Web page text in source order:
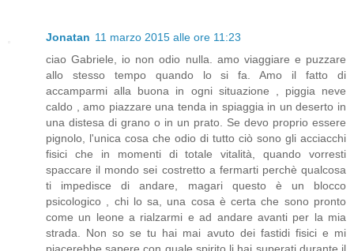
Jonatan 11 marzo 2015 alle ore 11:23
ciao Gabriele, io non odio nulla. amo viaggiare e puzzare
allo stesso tempo quando lo si fa. Amo il fatto di
accamparmi alla buona in ogni situazione , piggia neve
caldo , amo piazzare una tenda in spiaggia in un deserto in
una distesa di grano o in un prato. Se devo proprio essere
pignolo, l'unica cosa che odio di tutto ciò sono gli acciacchi
fisici che in momenti di totale vitalità, quando vorresti
spaccare il mondo sei costretto a fermarti perchè qualcosa
ti impedisce di andare, magari questo è un blocco
psicologico , chi lo sa, una cosa è certa che sono pronto
come un leone a rialzarmi e ad andare avanti per la mia
strada. Non so se tu hai mai avuto dei fastidi fisici e mi